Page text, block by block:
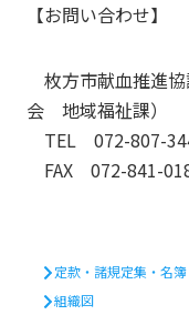
【お問い合わせ】
枚方市献血推進
会 地域福祉課）
TEL 072-807-
FAX 072-841-
定款・諸規定集・名簿
組織図